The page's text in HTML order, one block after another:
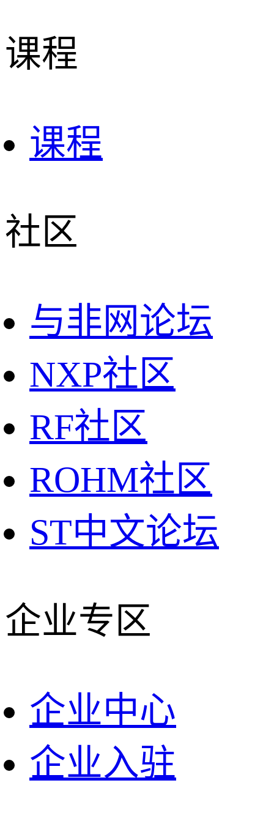
课程
课程
社区
与非网论坛
NXP社区
RF社区
ROHM社区
ST中文论坛
企业专区
企业中心
企业入驻